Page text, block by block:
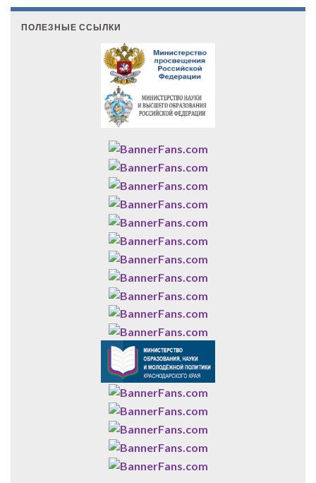
ПОЛЕЗНЫЕ ССЫЛКИ